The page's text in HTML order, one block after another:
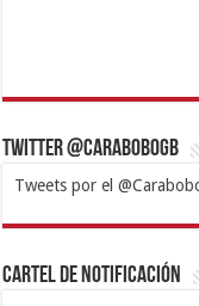
Twitter @CaraboboGB
Tweets por el
1xbetBetturkeyBetist
https://mvbcasino.com/
Cartel de Notificación